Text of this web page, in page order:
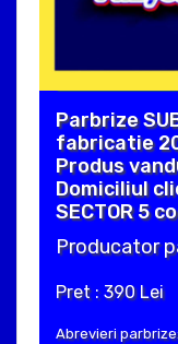
Parbrize
fabricatie
Produs
Domiciliul
SECTOR 5
Producator
Pret : 390 Lei
Abrevieri